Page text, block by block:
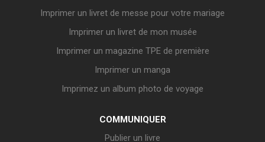
Imprimer un livret de messe pour votre mariage
Imprimer un livret de mon musée
Imprimer un magazine TPE de première
Imprimer un manga
Imprimez un album photo de voyage
COMMUNIQUER
Publier un livre